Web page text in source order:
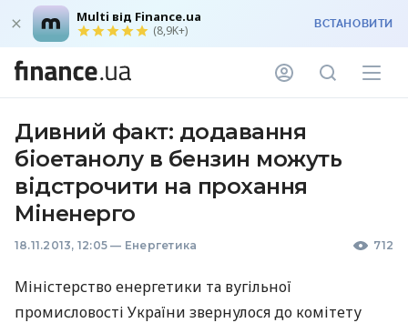
Multi від Finance.ua
(8,9K+) ВСТАНОВИТИ
Дивний факт: додавання
біоетанолу в бензин можуть
відстрочити на прохання
Міненерго
18.11.2013, 12:05 — Енергетика 712
Міністерство енергетики та вугільної
промисловості України звернулося до комітету